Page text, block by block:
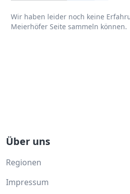
Wir haben leider noch keine
Meierhöfer Seite sammeln können.
Über uns
Regionen
Impressum